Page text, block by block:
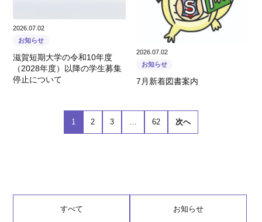
2026.07.02
お知らせ
滋賀短期大学の令和10年度
（2028年度）以降の学生募集
停止について
2026.07.02
お知らせ
7月新着図書案内
1 2 3 … 62 次へ
すべて お知らせ